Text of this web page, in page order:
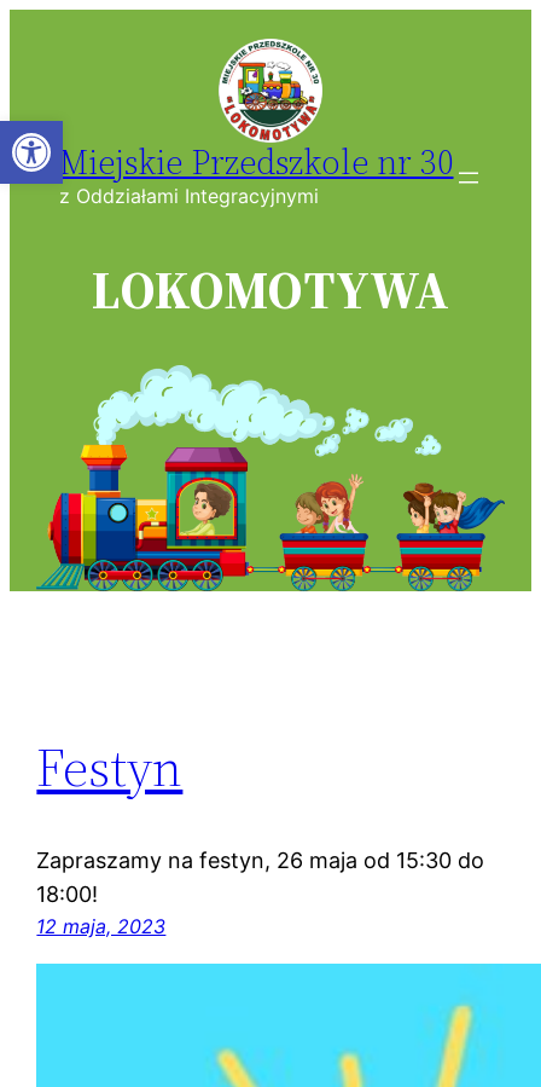
Open toolbar
Miejskie Przedszkole nr 30
z Oddziałami Integracyjnymi
LOKOMOTYWA
Festyn
Zapraszamy na festyn, 26 maja od 15:30 do
18:00!
12 maja, 2023